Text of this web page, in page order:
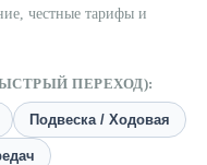
честные тарифы и
ПЕРЕХОД):
Подвеска / Ходовая